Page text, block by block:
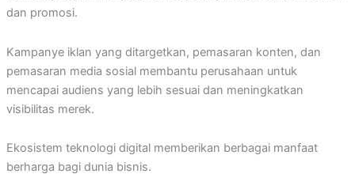
dan promosi.
Kampanye iklan yang ditargetkan, pemasaran konten, dan
pemasaran media sosial membantu perusahaan untuk
mencapai audiens yang lebih sesuai dan meningkatkan
visibilitas merek.
Ekosistem teknologi digital memberikan berbagai manfaat
berharga bagi dunia bisnis.